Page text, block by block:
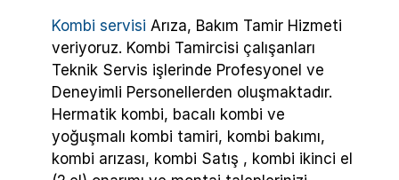
Kombi servisi Arıza, Bakım Tamir Hizmeti
veriyoruz. Kombi Tamircisi çalışanları
Teknik Servis işlerinde Profesyonel ve
Deneyimli Personellerden oluşmaktadır.
Hermatik kombi, bacalı kombi ve
yoğuşmalı kombi tamiri, kombi bakımı,
kombi arızası, kombi Satış , kombi ikinci el